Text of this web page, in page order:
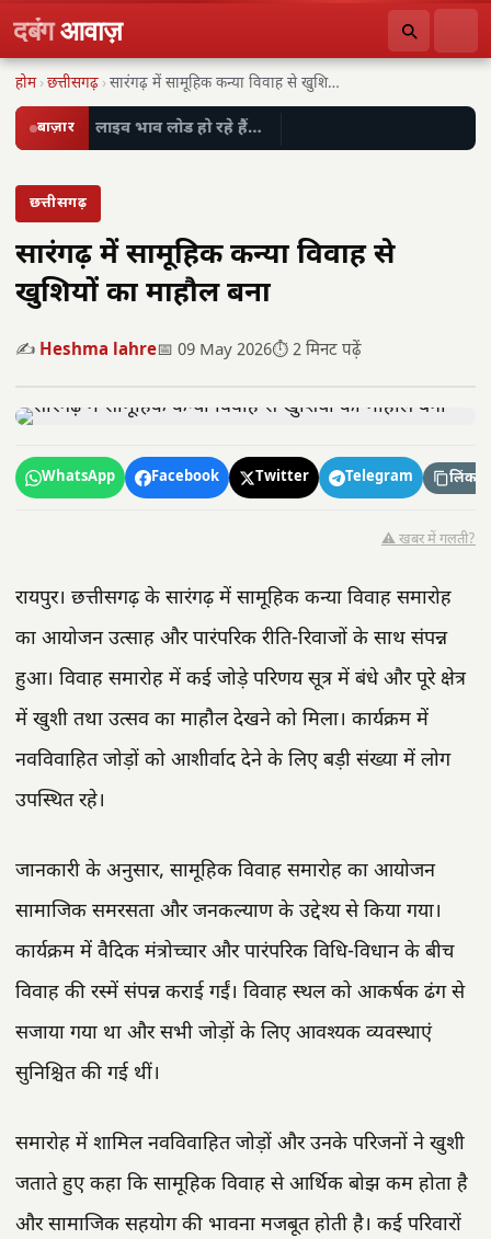
दबंगआवाज़
होम ›छत्तीसगढ़ › सारंगढ़ में सामूहिक कन्या विवाह से खुशियों का…
बाज़ार लाइव भाव लोड हो रहे हैं…
छत्तीसगढ़
सारंगढ़ में सामूहिक कन्या विवाह से
खुशियों का माहौल बना
✍️ Heshma lahre📅 09 May 2026⏱️ 2 मिनट पढ़ें
WhatsApp Facebook Twitter Telegram लिंक
⚠️ खबर में गलती?
रायपुर। छत्तीसगढ़ के सारंगढ़ में सामूहिक कन्या विवाह समारोह
का आयोजन उत्साह और पारंपरिक रीति-रिवाजों के साथ संपन्न
हुआ। विवाह समारोह में कई जोड़े परिणय सूत्र में बंधे और पूरे क्षेत्र
में खुशी तथा उत्सव का माहौल देखने को मिला। कार्यक्रम में
नवविवाहित जोड़ों को आशीर्वाद देने के लिए बड़ी संख्या में लोग
उपस्थित रहे।
जानकारी के अनुसार, सामूहिक विवाह समारोह का आयोजन
सामाजिक समरसता और जनकल्याण के उद्देश्य से किया गया।
कार्यक्रम में वैदिक मंत्रोच्चार और पारंपरिक विधि-विधान के बीच
विवाह की रस्में संपन्न कराई गईं। विवाह स्थल को आकर्षक ढंग से
सजाया गया था और सभी जोड़ों के लिए आवश्यक व्यवस्थाएं
सुनिश्चित की गई थीं।
समारोह में शामिल नवविवाहित जोड़ों और उनके परिजनों ने खुशी
जताते हुए कहा कि सामूहिक विवाह से आर्थिक बोझ कम होता है
और सामाजिक सहयोग की भावना मजबूत होती है। कई परिवारों